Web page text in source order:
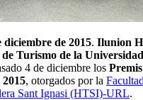
diciembre de 2015. Ilunion
Turismo de la
4 de diciembre los
, otorgados por la
Sant Ignasi (HTSI)-URL.